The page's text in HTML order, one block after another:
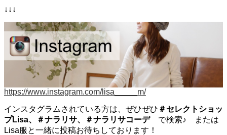
↓↓↓
https://www.instagram.com/lisa_____m/
インスタグラムされている方は、ぜひぜひ ＃セレクトショッ
プLisa、＃ナラリサ、＃ナラリサコーデで検索♪ または
Lisa服と一緒に投稿お待ちしております！